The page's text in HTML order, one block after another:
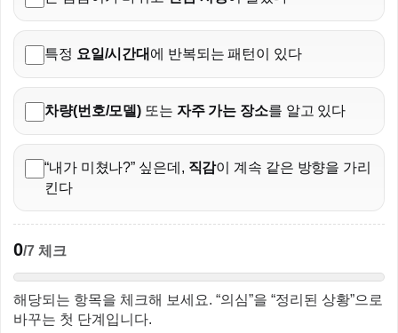
특정 요일/시간대 에 반복되는 패턴이 있다
차량(번호/모델) 또는 자주 가는 장소를 알고 있다
“내가 미쳤나?” 싶은데, 직감이 계속 같은 방향을 가리
킨다
0/7 체크
해당되는 항목을 체크해 보세요. “의심”을 “정리된 상황”으로
바꾸는 첫 단계입니다.